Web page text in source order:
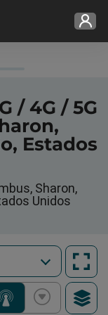
/ 4G / 5G
Estados
Sharon,
Unidos